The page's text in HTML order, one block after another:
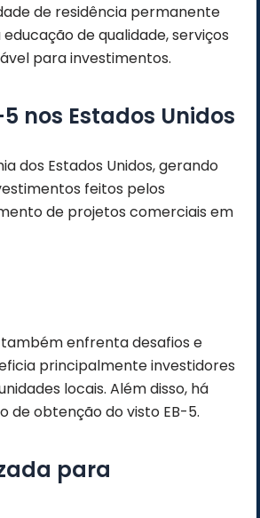
de residência permanente
de qualidade, serviços
para investimentos.
nos Estados Unidos
dos Estados Unidos, gerando
feitos pelos
de projetos comerciais em
enfrenta desafios e
principalmente investidores
locais. Além disso, há
de obtenção do visto EB-5.
para